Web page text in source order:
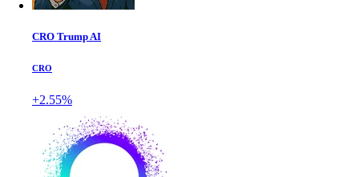
CRO Trump AI
CRO
+2.55%